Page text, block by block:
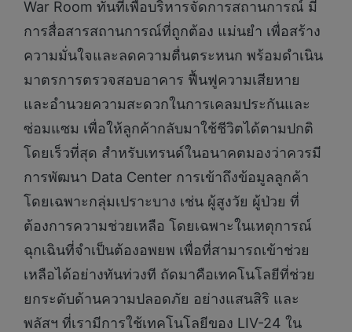
War Room ทันทีเพื่อบริหารจัดการสถานการณ์ มี
การสื่อสารสถานการณ์ที่ถูกต้อง แม่นยำ เพื่อสร้าง
ความมั่นใจและลดความตื่นตระหนก พร้อมดำเนิน
มาตรการตรวจสอบอาคาร ฟื้นฟูความเสียหาย
และอำนวยความสะดวกในการเคลมประกันและ
ซ่อมแซม เพื่อให้ลูกค้ากลับมาใช้ชีวิตได้ตามปกติ
โดยเร็วที่สุด สำหรับเทรนด์ในอนาคตมองว่าควรมี
การพัฒนา Data Center การเข้าถึงข้อมูลลูกค้า
โดยเฉพาะกลุ่มเปราะบาง เช่น ผู้สูงวัย ผู้ป่วย ที่
ต้องการความช่วยเหลือ โดยเฉพาะในเหตุการณ์
ฉุกเฉินที่จำเป็นต้องอพยพ เพื่อที่สามารถเข้าช่วย
เหลือได้อย่างทันท่วงที ถัดมาคือเทคโนโลยีที่ช่วย
ยกระดับด้านความปลอดภัย อย่างแสนสิริ และ
พลัสฯ ที่เรามีการใช้เทคโนโลยีของ LIV-24 ใน